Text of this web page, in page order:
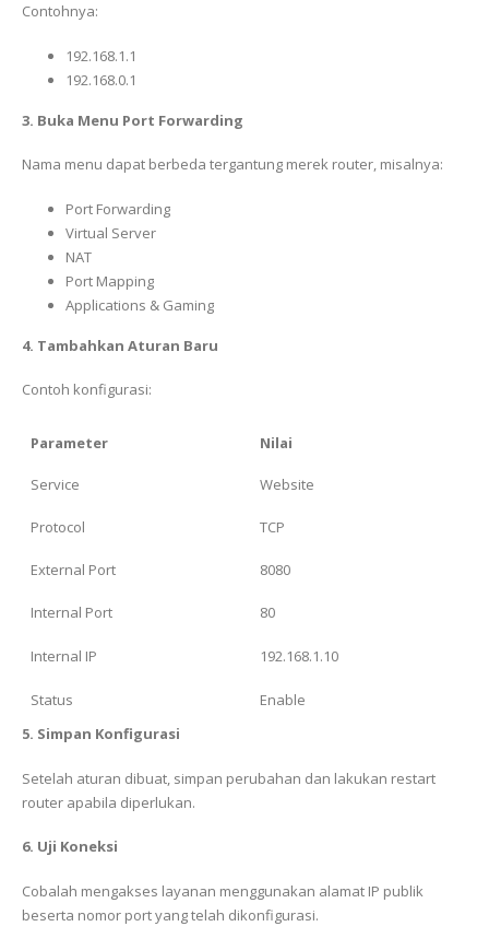
Contohnya:
192.168.1.1
192.168.0.1
3. Buka Menu Port Forwarding
Nama menu dapat berbeda tergantung merek router, misalnya:
Port Forwarding
Virtual Server
NAT
Port Mapping
Applications & Gaming
4. Tambahkan Aturan Baru
Contoh konfigurasi:
Parameter Nilai
Service Website
Protocol TCP
External Port 8080
Internal Port 80
Internal IP 192.168.1.10
Status
Enable
5. Simpan Konfigurasi
Setelah aturan dibuat, simpan perubahan dan lakukan restart
router apabila diperlukan.
6. Uji Koneksi
Cobalah mengakses layanan menggunakan alamat IP publik
beserta nomor port yang telah dikonfigurasi.